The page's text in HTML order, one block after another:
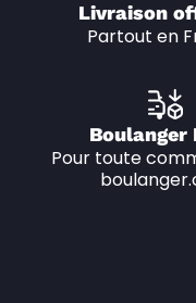
Livraison
Partout en
Boulanger
Pour toute